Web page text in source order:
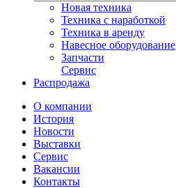
Новая техника
Техника с наработкой
Техника в аренду
Навесное оборудование
Запчасти
Сервис
Распродажа
О компании
История
Новости
Выставки
Сервис
Вакансии
Контакты